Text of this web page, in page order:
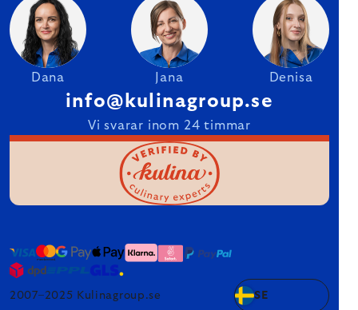
Dana Jana Denisa
info@kulinagroup.se
Vi svarar inom 24 timmar
2007–2025 Kulinagroup.se SE